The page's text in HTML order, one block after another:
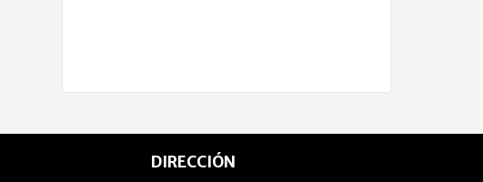
DIRECCIÓN